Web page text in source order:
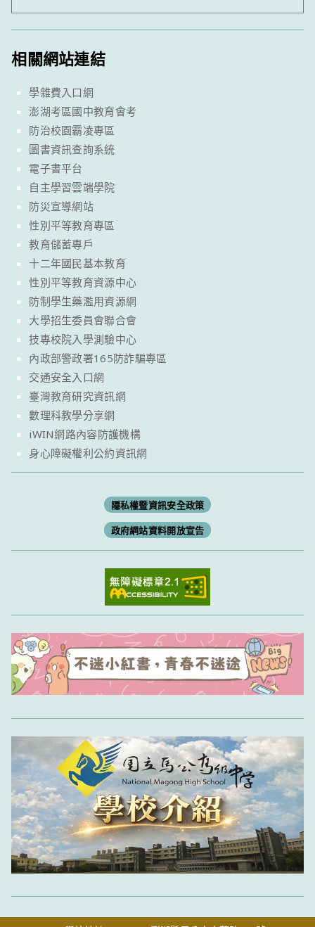
相關網站連結
學雜費入口網
澎湖考區國中教育會考
防治校園霸凌專區
圖書資訊查詢系統
電子書平台
自主學習雲端學院
防災宣導網站
性別平等教育專區
教育儲蓄專戶
十二年國民基本教育
性別平等教育資源中心
防制學生藥濫用資源網
大學招生委員會聯合會
技專校院入學測驗中心
內政部警政署165防詐騙專區
交通安全入口網
臺灣教育研究資訊網
數理科教學分享網
iWIN網路內容防護機構
身心障礙權利公約資訊網
隱私權暨資訊安全政策
政府網站資料開放宣告